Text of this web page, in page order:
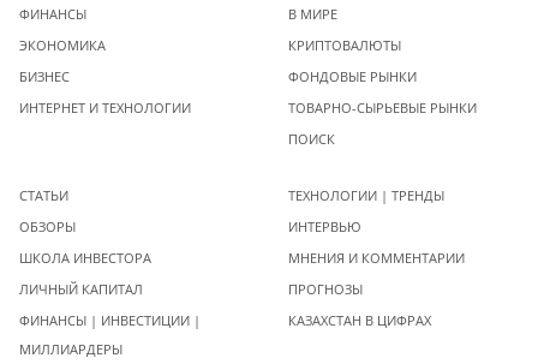
ФИНАНСЫ
ЭКОНОМИКА
БИЗНЕС
ИНТЕРНЕТ И ТЕХНОЛОГИИ
В МИРЕ
КРИПТОВАЛЮТЫ
ФОНДОВЫЕ РЫНКИ
ТОВАРНО-СЫРЬЕВЫЕ РЫНКИ
ПОИСК
СТАТЬИ
ОБЗОРЫ
ШКОЛА ИНВЕСТОРА
ЛИЧНЫЙ КАПИТАЛ
ФИНАНСЫ | ИНВЕСТИЦИИ |
МИЛЛИАРДЕРЫ
ТЕХНОЛОГИИ | ТРЕНДЫ
ИНТЕРВЬЮ
МНЕНИЯ И КОММЕНТАРИИ
ПРОГНОЗЫ
КАЗАХСТАН В ЦИФРАХ